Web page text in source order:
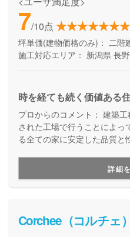
7/10点
坪単価(建物価格のみ)： 二階
施工対応エリア： 新潟県 長
時を経ても続く価値ある
プロからのコメント： 建築工
された工場で行うことによっ
る全ての家に安定した品質
です。工場生産ならではの工
建てた後も安心のサポートを
詳細
Corchee（コルチェ）